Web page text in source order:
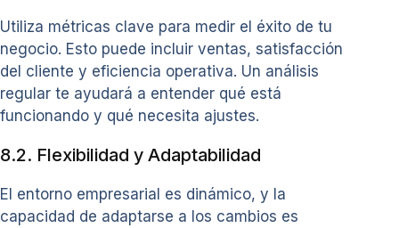
Utiliza métricas clave para medir el éxito de tu
negocio. Esto puede incluir ventas, satisfacción
del cliente y eficiencia operativa. Un análisis
regular te ayudará a entender qué está
funcionando y qué necesita ajustes.
8.2. Flexibilidad y Adaptabilidad
El entorno empresarial es dinámico, y la
capacidad de adaptarse a los cambios es